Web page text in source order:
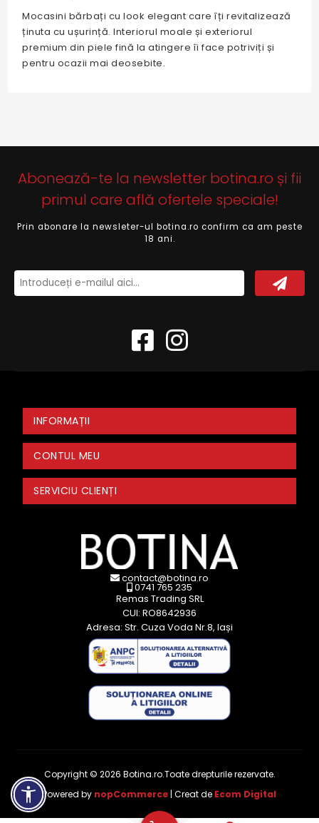
Mocasini bărbați cu look elegant care îți revitalizează
ținuta cu ușurință. Interiorul moale și exteriorul
premium din piele fină la atingere îi face potriviți și
pentru ocazii mai deosebite.
Abonează-te la newsletter botina.ro și fii
primul care află ofertele speciale!
Prin abonare la newsleter-ul botina.ro confirm ca am peste
18 ani.
INFORMAȚII
CONTUL MEU
SERVICIU CLIENȚI
contact@botina.ro
0741 765 235
Remas Trading SRL
CUI: RO8642936
Adresa: Str. Cuza Voda Nr.8, Iași
Copyright © 2026 Botina.ro.Toate drepturile rezervate.
Powered by nopCommerce | Creat de Ecom Digital